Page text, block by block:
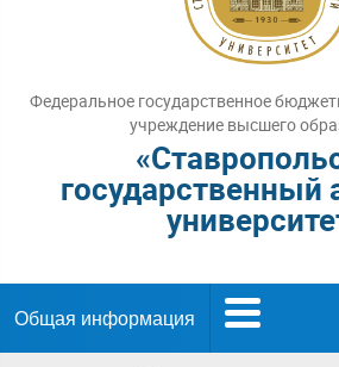
Федеральное государственное
учреждение высшего
государственный
Общая информация